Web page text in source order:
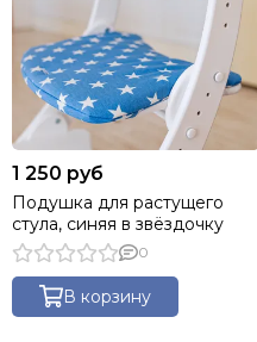
1 250 руб
Подушка для растущего
стула, синяя в звёздочку
0
В корзину